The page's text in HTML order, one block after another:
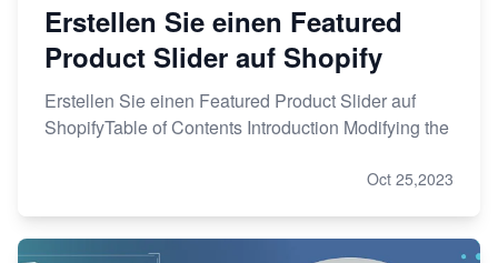
Erstellen Sie einen Featured
Product Slider auf Shopify
Erstellen Sie einen Featured Product Slider auf
ShopifyTable of Contents Introduction Modifying the
Oct 25,2023